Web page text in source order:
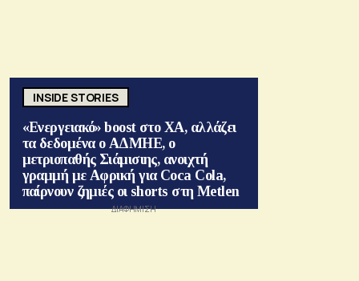
INSIDE STORIES
«Ενεργειακό» boost στο ΧΑ, αλλάζει
τα δεδομένα ο ΑΔΜΗΕ, ο
μετριοπαθής Σιάμισιης, ανοιχτή
γραμμή με Αφρική για Coca Cola,
παίρνουν ζημιές οι shorts στη Metlen